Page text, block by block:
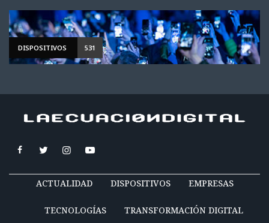
DISPOSITIVOS 531
ACTUALIDAD DISPOSITIVOS EMPRESAS
TECNOLOGÍAS TRANSFORMACIÓN DIGITAL